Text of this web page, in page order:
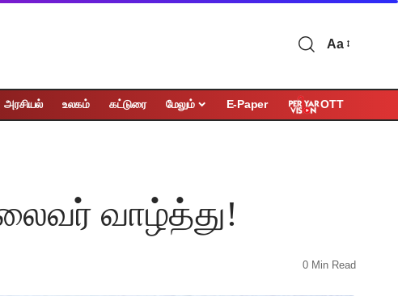
Aa
அரசியல் உலகம் கட்டுரை மேலும் E-Paper OTT
வாழ்த்து!
0 Min Read